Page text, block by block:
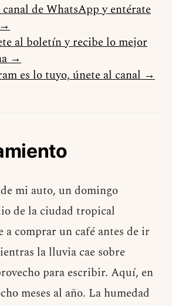
de WhatsApp y entérate
→
al boletín y recibe lo mejor
→
es lo tuyo, únete al canal →
mi auto, un domingo
de la ciudad tropical
a comprar un café antes de ir
la lluvia cae sobre
para escribir. Aquí, en
meses al año. La humedad